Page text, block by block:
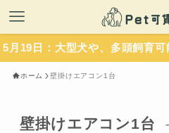
や、多頭飼育可能な物件を１
ホーム 壁掛けエアコン1台
壁掛けエアコン1台